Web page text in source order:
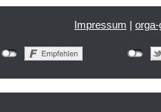
Impressum |